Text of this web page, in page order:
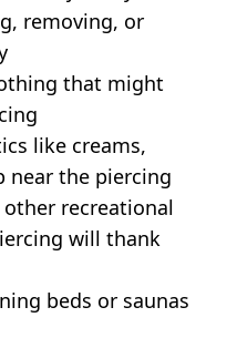
removing, or
that might
like creams,
near the piercing
recreational
will thank
beds or saunas